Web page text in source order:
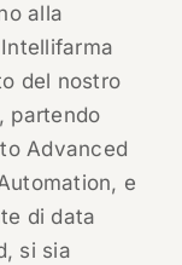
alla
del nostro
partendo
Advanced
e
di data
si sia